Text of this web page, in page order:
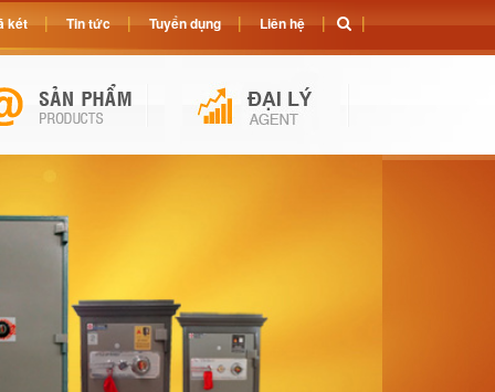
két Tin tức Tuyển dụng Liên hệ